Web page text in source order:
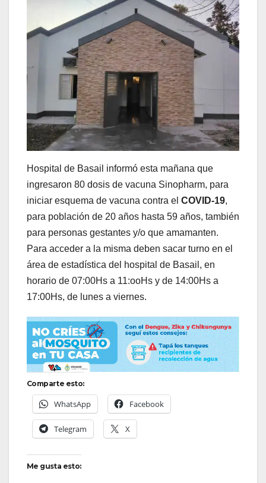
Hospital de Basail informó esta mañana que
ingresaron 80 dosis de vacuna Sinopharm, para
iniciar esquema de vacuna contra el COVID-19,
para población de 20 años hasta 59 años, también
para personas gestantes y/o que amamanten.
Para acceder a la misma deben sacar turno en el
área de estadística del hospital de Basail, en
horario de 07:00Hs a 11:ooHs y de 14:00Hs a
17:00Hs, de lunes a viernes.
Comparte esto:
WhatsApp Facebook
Telegram X
Me gusta esto: